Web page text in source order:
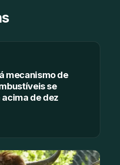
mecanismo de
se
de dez